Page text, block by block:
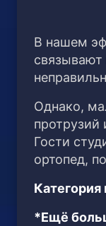
В нашем
Однако,
Гости
ортопед,
*Ещё